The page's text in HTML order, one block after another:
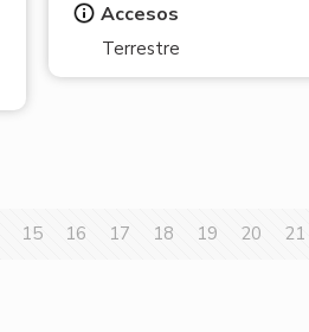
Accesos
Terrestre
15 16 17 18 19 20 21